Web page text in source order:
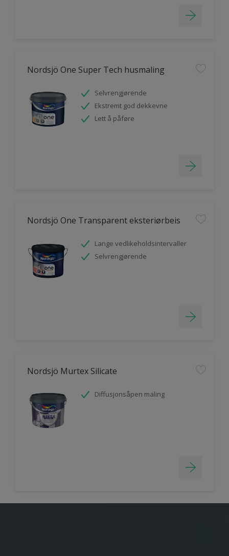
Nordsjö One Super Tech husmaling
Selvrengjørende
Ekstremt god dekkevne
Lett å påføre
Nordsjö One Transparent eksteriørbeis
Lange vedlikeholdsintervaller
Selvrengjørende
Nordsjö Murtex Silicate
Diffusjonsåpen maling